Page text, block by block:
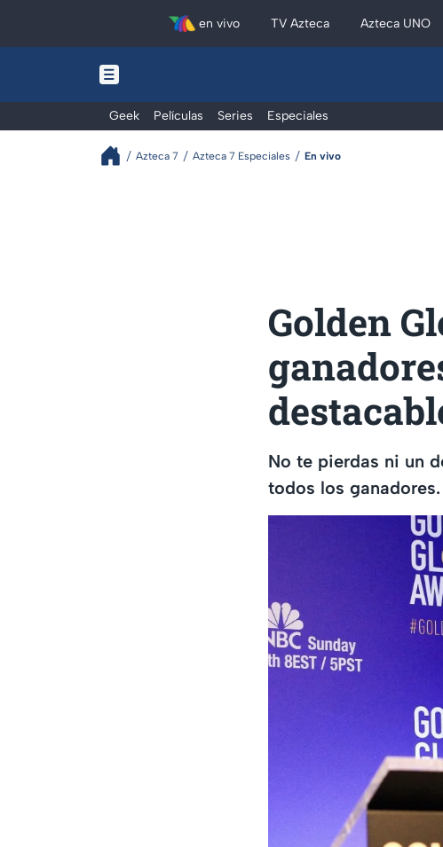
en vivo TV Azteca Azteca UNO
Geek Películas Series Especiales
Azteca 7 Azteca 7 Especiales En vivo
Golden
No te pierdas ni un
todos los ganadores.